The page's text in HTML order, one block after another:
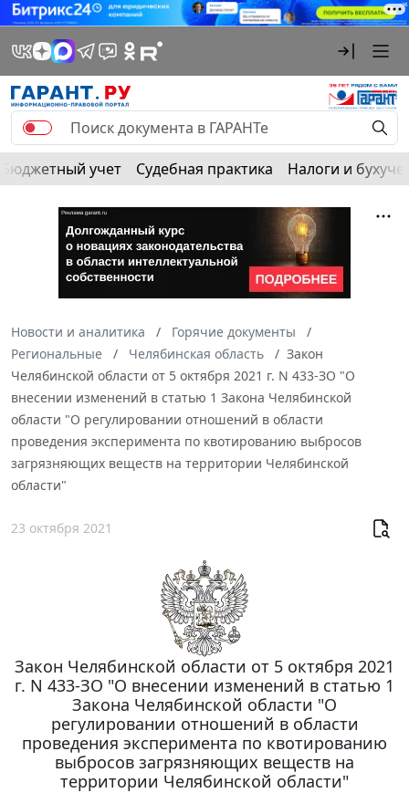
Бюджетный учет Судебная практика Налоги и
Новости и аналитика
Горячие документы
Региональные
Челябинская область
Закон
Челябинской области от 5 октября 2021 г. N 433-ЗО "О
внесении изменений в статью 1 Закона Челябинской
области "О регулировании отношений в области
проведения эксперимента по квотированию выбросов
загрязняющих веществ на территории Челябинской
области"
23 октября 2021
Закон Челябинской области от 5 октября 2021
г. N 433-ЗО "О внесении изменений в статью 1
Закона Челябинской области "О
регулировании отношений в области
проведения эксперимента по квотированию
выбросов загрязняющих веществ на
территории Челябинской области"